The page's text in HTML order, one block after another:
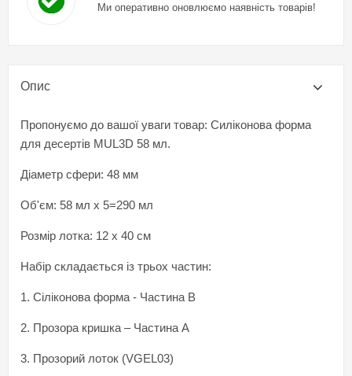
Ми оперативно оновлюємо наявність товарів!
Опис
Пропонуємо до вашої уваги товар: Силіконова форма
для десертів MUL3D 58 мл.
Діаметр сфери: 48 мм
Об'єм: 58 мл х 5=290 мл
Розмір лотка: 12 х 40 см
Набір складається із трьох частин:
1. Cіліконова форма - Частина B
2. Прозора кришка – Частина A
3. Прозорий лоток (VGEL03)